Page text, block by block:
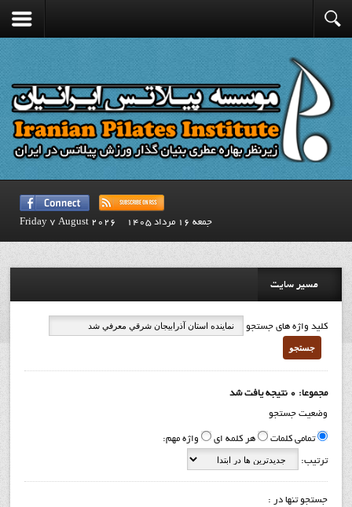
جمعه 16 مرداد 1405 Friday 7 August 2026
مسیر سایت
کلید واژه های جستجو
جستجو
مجموعا: 0 نتیجه یافت شد
وضعیت جستجو
تمامی کلمات هر کلمه ای واژه مهم:
ترتیب:
جستجو تنها در :